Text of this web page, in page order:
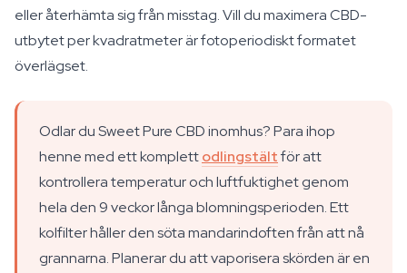
eller återhämta sig från misstag. Vill du maximera CBD-
utbytet per kvadratmeter är fotoperiodiskt formatet
överlägset.
Odlar du Sweet Pure CBD inomhus? Para ihop
henne med ett komplettodlingstältför att
kontrollera temperatur och luftfuktighet genom
hela den 9 veckor långa blomningsperioden. Ett
kolfilter håller den söta mandarindoften från att nå
grannarna. Planerar du att vaporisera skörden är en